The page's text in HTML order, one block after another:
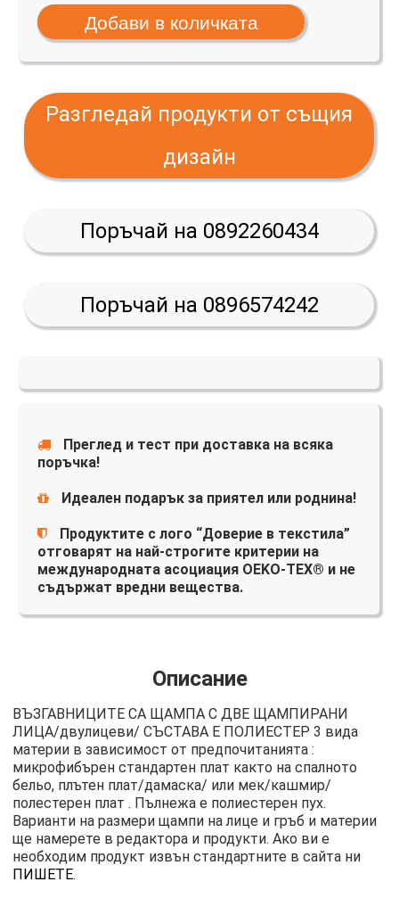
Разгледай продукти от същия
дизайн
Поръчай на 0892260434
Поръчай на 0896574242
Преглед и тест при доставка на всяка
поръчка!
Идеален подарък за приятел или роднина!
Продуктите с лого “Доверие в текстила”
отговарят на най-строгите критерии на
международната асоциация OEKO-TEX® и не
съдържат вредни вещества.
Описание
ВЪЗГАВНИЦИТЕ СА ЩАМПА С ДВЕ ЩАМПИРАНИ
ЛИЦА/двулицеви/ СЪСТАВА Е ПОЛИЕСТЕР 3 вида
материи в зависимост от предпочитанията :
микрофибърен стандартен плат както на спалното
бельо, плътен плат/дамаска/ или мек/кашмир/
полестерен плат . Пълнежа е полиестерен пух.
Варианти на размери щампи на лице и гръб и материи
ще намерете в редактора и продукти. Ако ви е
необходим продукт извън стандартните в сайта ни
ПИШЕТЕ.